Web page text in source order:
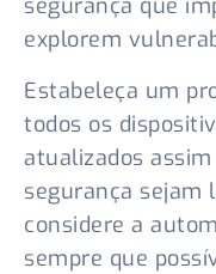
segurança que
explorem
Estabeleça um
todos os
atualizados
segurança sejam
considere a
sempre que